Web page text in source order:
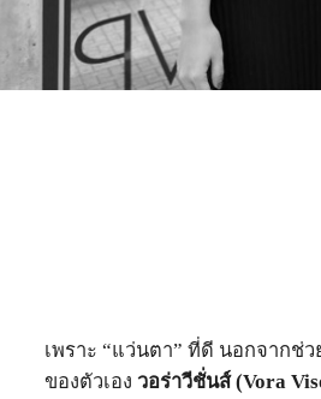
เพราะ “แว่นตา” ที่ดี นอกจากช่
ของตัวเอง วอร่าวีชั่นส์ (Vora